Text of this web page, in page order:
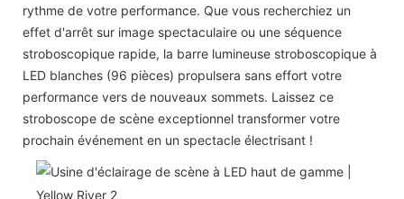
rythme de votre performance. Que vous recherchiez un
effet d'arrêt sur image spectaculaire ou une séquence
stroboscopique rapide, la barre lumineuse stroboscopique à
LED blanches (96 pièces) propulsera sans effort votre
performance vers de nouveaux sommets. Laissez ce
stroboscope de scène exceptionnel transformer votre
prochain événement en un spectacle électrisant !